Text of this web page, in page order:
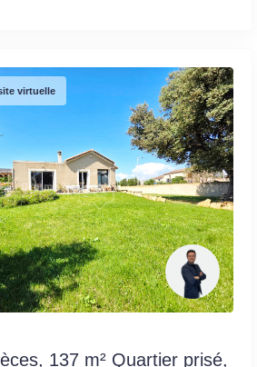
virtuelle
137 m² Quartier prisé,